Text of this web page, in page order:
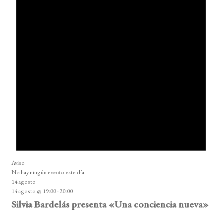
Aviso
No hay ningún evento este día.
14 agosto
14 agosto @ 19:00-20:00
Silvia Bardelás presenta «Una conciencia nueva»